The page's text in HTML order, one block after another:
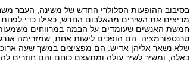
בסיבוב ההופעות הסלולרי החדש של משינה, העבר
מריצים את השירים מהאלבום החדש, כאילו כדי
חמשת האנשים שעומדים על הבמה במרווחים
טרנספורמציה. הם הופכים לישות אחת, שמזרימה
שלא נשאר אליהן אדיש. הם מפציצים במשך שעה
כאלה, ומשיר לשיר עולה ומתעצם כוחם והם חוזרים